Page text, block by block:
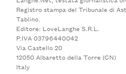
Registro stampa del Tribunale di
Tablino.
Editore: LoveLanghe S.R.L.
P.IVA 03796440042
Via Castello 20
12050 Albaretto della Torre (CN)
Italy